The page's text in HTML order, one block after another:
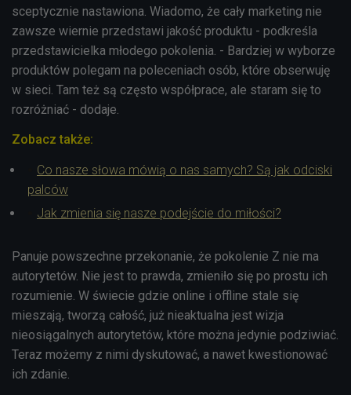
sceptycznie nastawiona. Wiadomo, że cały marketing nie
zawsze wiernie przedstawi jakość produktu - podkreśla
przedstawicielka młodego pokolenia. - Bardziej w wyborze
produktów polegam na poleceniach osób, które obserwuję
w sieci. Tam też są często współprace, ale staram się to
rozróżniać - dodaje.
Zobacz także:
Co nasze słowa mówią o nas samych? Są jak odciski
palców
Jak zmienia się nasze podejście do miłości?
Panuje powszechne przekonanie, że pokolenie Z nie ma
autorytetów. Nie jest to prawda, zmieniło się po prostu ich
rozumienie. W świecie gdzie online i offline stale się
mieszają, tworzą całość, już nieaktualna jest wizja
nieosiągalnych autorytetów, które można jedynie podziwiać.
Teraz możemy z nimi dyskutować, a nawet kwestionować
ich zdanie.